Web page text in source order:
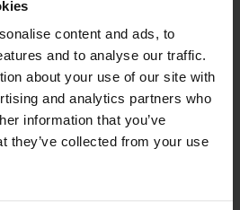
content and ads, to
and to analyse our traffic.
about your use of our site with
and analytics partners who
information that you’ve
they’ve collected from your use